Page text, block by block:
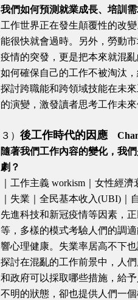
我們如何預測就業成長、培訓
工作世界正在發生顛覆性的改
能很快就會過時。另外，勞動
疫情的突發，更是把本來就混
如何確保自己的工作不被淘汰
探討跨職能和跨領域技能在未
的演變，激發讀者思考工作未
３）後工作時代的因應
隨著我們工作內容的變化，我
劇？
｜工作主義 workism｜女性經
｜失業｜全民基本收入(UBI)｜
先進科技和新冠疫情等因素，
等，多樣的模式考驗人們的調
響心理健康。失業率居高不下
探討在混亂的工作前景中，人
和政府可以採取哪些措施，給
不明的狀態，卻也提供人們一